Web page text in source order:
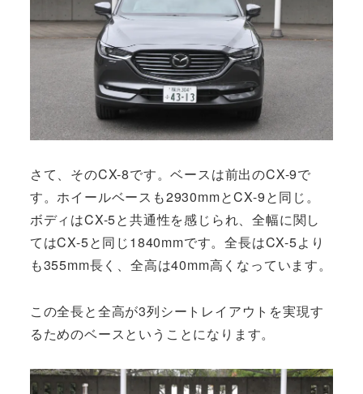
さて、そのCX-8です。ベースは前出のCX-9で
す。ホイールベースも2930mmとCX-9と同じ。
ボディはCX-5と共通性を感じられ、全幅に関し
てはCX-5と同じ1840mmです。全長はCX-5より
も355mm長く、全高は40mm高くなっています。
この全長と全高が3列シートレイアウトを実現す
るためのベースということになります。